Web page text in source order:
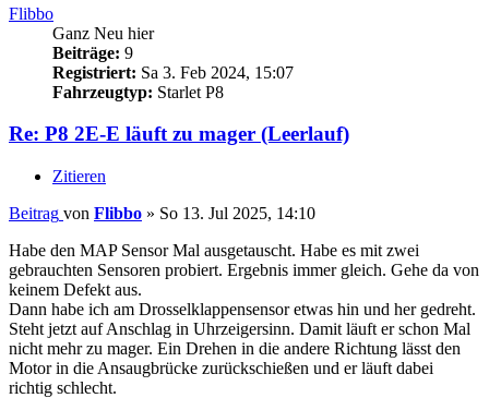
Flibbo
Ganz Neu hier
Beiträge: 9
Registriert: Sa 3. Feb 2024, 15:07
Fahrzeugtyp: Starlet P8
Re: P8 2E-E läuft zu mager (Leerlauf)
Zitieren
Beitrag von Flibbo » So 13. Jul 2025, 14:10
Habe den MAP Sensor Mal ausgetauscht. Habe es mit zwei
gebrauchten Sensoren probiert. Ergebnis immer gleich. Gehe da von
keinem Defekt aus.
Dann habe ich am Drosselklappensensor etwas hin und her gedreht.
Steht jetzt auf Anschlag in Uhrzeigersinn. Damit läuft er schon Mal
nicht mehr zu mager. Ein Drehen in die andere Richtung lässt den
Motor in die Ansaugbrücke zurückschießen und er läuft dabei
richtig schlecht.